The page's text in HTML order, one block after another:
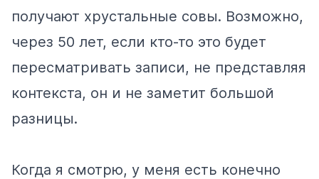
получают хрустальные совы. Возможно,
через 50 лет, если кто-то это будет
пересматривать записи, не представляя
контекста, он и не заметит большой
разницы.
Когда я смотрю, у меня есть конечно